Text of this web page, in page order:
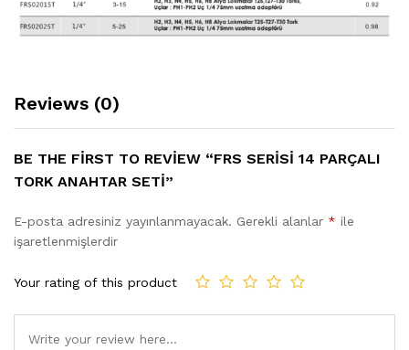
Reviews (0)
BE THE FIRST TO REVIEW “FRS SERISI 14 PARÇALI
TORK ANAHTAR SETI”
E-posta adresiniz yayınlanmayacak. Gerekli alanlar * ile
işaretlenmişlerdir
Your rating of this product